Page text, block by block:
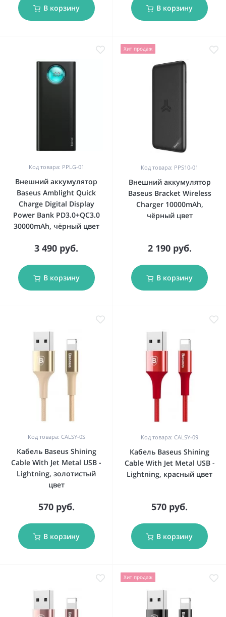
В корзину В корзину
Код товара: PPLG-01
Внешний аккумулятор
Baseus Amblight Quick
Charge Digital Display
Power Bank PD3.0+QC3.0
30000mAh, чёрный цвет
3 490 руб.
В корзину
Хит продаж
Код товара: PPS10-01
Внешний аккумулятор
Baseus Bracket Wireless
Charger 10000mAh,
чёрный цвет
2 190 руб.
В корзину
Код товара: CALSY-0S
Кабель Baseus Shining
Cable With Jet Metal USB -
Lightning, золотистый
цвет
570 руб.
В корзину
Код товара: CALSY-09
Кабель Baseus Shining
Cable With Jet Metal USB -
Lightning, красный цвет
570 руб.
В корзину
Хит продаж